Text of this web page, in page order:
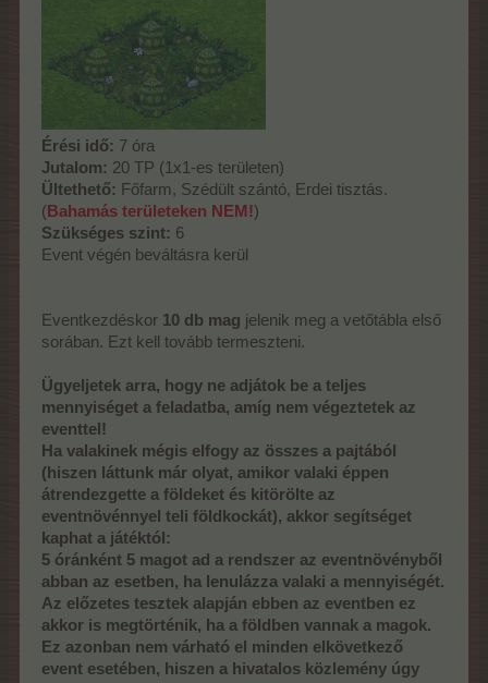
Érési idő: 7 óra
Jutalom: 20 TP (1x1-es területen)
Ültethető: Főfarm, Szédült szántó, Erdei tisztás.
(Bahamás területeken NEM!)
Szükséges szint: 6
Event végén beváltásra kerül
Eventkezdéskor 10 db mag jelenik meg a vetőtábla első
sorában. Ezt kell tovább termeszteni.
Ügyeljetek arra, hogy ne adjátok be a teljes
mennyiséget a feladatba, amíg nem végeztetek az
eventtel!
Ha valakinek mégis elfogy az összes a pajtából
(hiszen láttunk már olyat, amikor valaki éppen
átrendezgette a földeket és kitörölte az
eventnövénnyel teli földkockát), akkor segítséget
kaphat a játéktól:
5 óránként 5 magot ad a rendszer az eventnövényből
abban az esetben, ha lenulázza valaki a mennyiségét.
Az előzetes tesztek alapján ebben az eventben ez
akkor is megtörténik, ha a földben vannak a magok.
Ez azonban nem várható el minden elkövetkező
event esetében, hiszen a hivatalos közlemény úgy